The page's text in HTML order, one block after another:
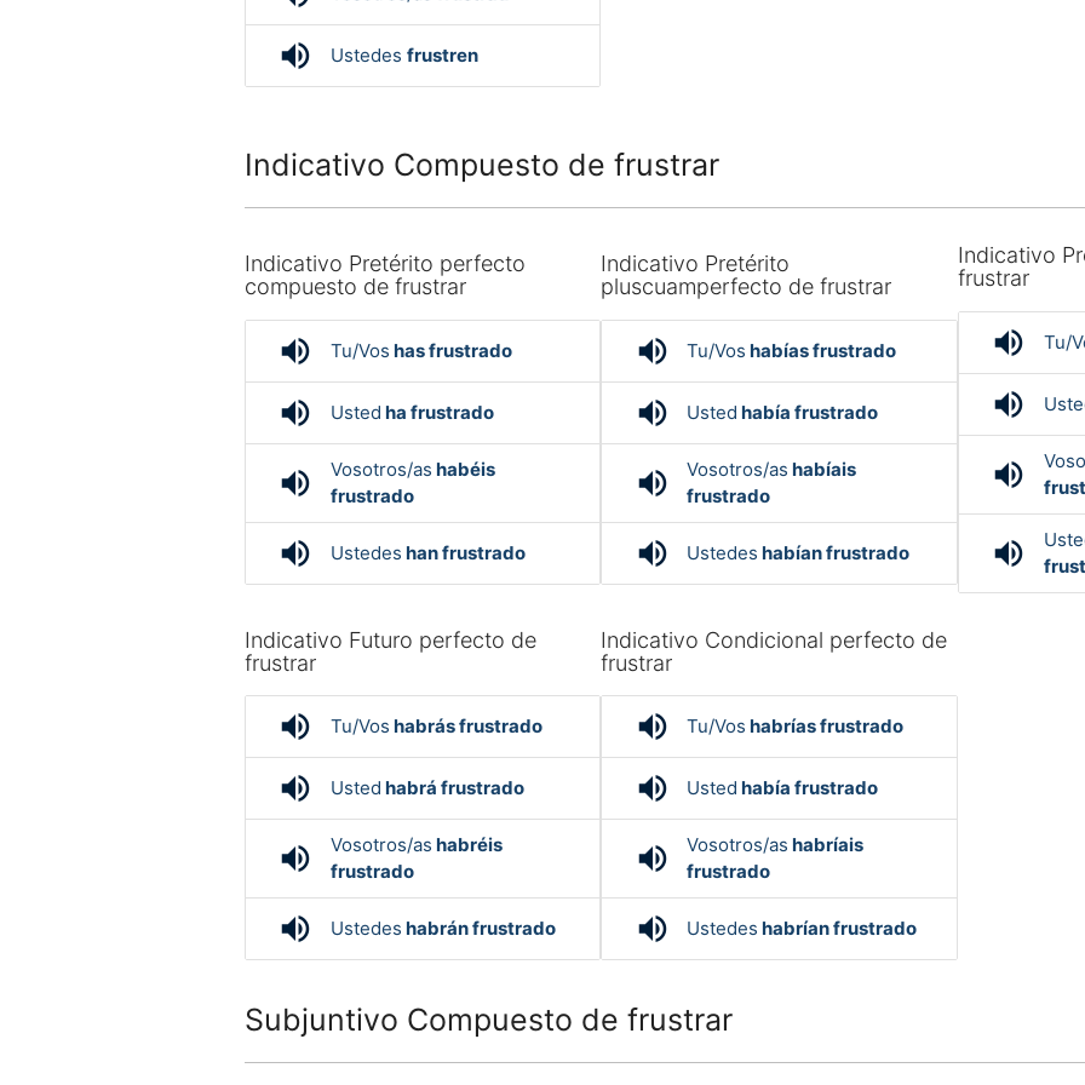
volume_up Ustedes frustren
Indicativo Compuesto de frustrar
Indicativo Pretérito perfecto
compuesto de frustrar
volume_up Tu/Vos has frustrado
volume_up Usted ha frustrado
volume_up Vosotros/as habéis
frustrado
volume_up Ustedes han frustrado
Indicativo Pretérito
pluscuamperfecto de frustrar
volume_up Tu/Vos habías frustrado
volume_up Usted había frustrado
volume_up Vosotros/as habíais
frustrado
volume_up Ustedes habían frustrado
Indicativo
frustrar
volume_up Tu/
volume_up
volume_up
volume_up
Indicativo Futuro perfecto de
frustrar
volume_up Tu/Vos habrás frustrado
volume_up Usted habrá frustrado
volume_up Vosotros/as habréis
frustrado
volume_up Ustedes habrán frustrado
Indicativo Condicional perfecto de
frustrar
volume_up Tu/Vos habrías frustrado
volume_up Usted había frustrado
volume_up Vosotros/as habríais
frustrado
volume_up Ustedes habrían frustrado
Subjuntivo Compuesto de frustrar